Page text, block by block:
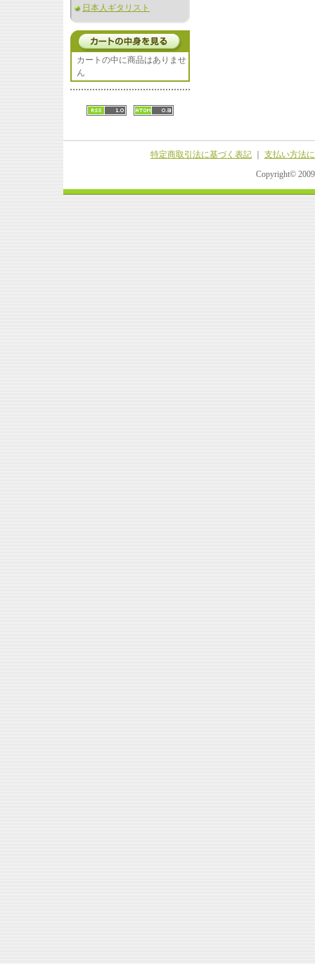
日本人ギタリスト
カートの中に商品はありませ
ん
特定商取引法に基づく表記
支払い方法
Copyright©